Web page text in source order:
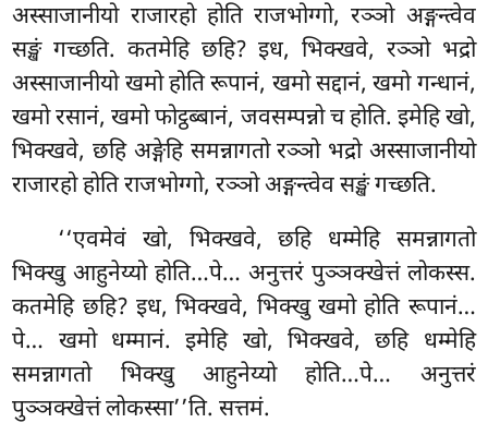
अस्साजानीयो राजारहो होति राजभोग्गो, रञ्ञो अङ्गन्त्वेव
सङ्खं गच्छति. कतमेहि छहि? इध, भिक्खवे, रञ्ञो भद्रो
अस्साजानीयो खमो होति रूपानं, खमो सद्दानं, खमो गन्धानं,
खमो रसानं, खमो फोट्ठब्बानं, जवसम्पन्नो च होति. इमेहिखो,
भिक्खवे, छहि अङ्गेहि समन्नागतो रञ्ञो भद्रो अस्साजानीयो
राजारहो होति राजभोग्गो, रञ्ञो अङ्गन्त्वेव सङ्खं गच्छति.
‘‘एवमेवं खो, भिक्खवे, छहि धम्मेहि समन्नागतो
भिक्खु आहुनेय्यो होति…पे… अनुत्तरं पुञ्ञक्खेत्तं लोकस्स.
कतमेहि छहि? इध, भिक्खवे, भिक्खु खमो होति रूपानं…
पे… खमो धम्मानं. इमेहि खो, भिक्खवे, छहि धम्मेहि
समन्नागतो भिक्खु आहुनेय्यो होति…पे… अनुत्तरं
पुञ्ञक्खेत्तं लोकस्सा’’ति. सत्तमं.